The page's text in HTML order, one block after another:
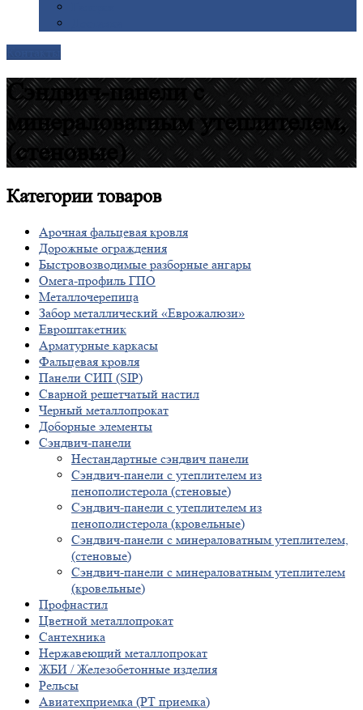
Сэндвич-панели с
минераловатным утеплителем,
(стеновые)
Категориитоваров
Арочная фальцевая кровля
Дорожные ограждения
Быстровозводимые разборные ангары
Омега-профиль ГПО
Металлочерепица
Забор металлический «Еврожалюзи»
Евроштакетник
Арматурные каркасы
Фальцевая кровля
Панели СИП (SIP)
Сварной решетчатый настил
Черный металлопрокат
Доборные элементы
Сэндвич-панели
Нестандартные сэндвич панели
Сэндвич-панели с утеплителем из
пенополистерола (стеновые)
Сэндвич-панели с утеплителем из
пенополистерола (кровельные)
Сэндвич-панели с минераловатным утеплителем,
(стеновые)
Сэндвич-панели с минераловатным утеплителем
(кровельные)
Профнастил
Цветной металлопрокат
Сантехника
Нержавеющий металлопрокат
ЖБИ / Железобетонные изделия
Рельсы
Авиатехприемка (РТ приемка)